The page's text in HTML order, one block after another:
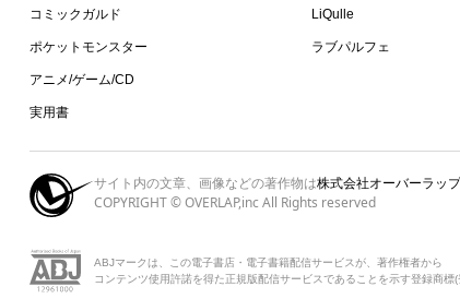
コミックガルド
ポケットモンスター
アニメ/ゲーム/CD
実用書
LiQulle
ラブパルフェ
サイト内の文章、画像などの著作物は株式会社オーバーラップ
COPYRIGHT © OVERLAP,inc All Rights reserved
ABJマークは、この電子書店・電子書籍配信サービスが、著作権者から
コンテンツ使用許諾を得た正規版配信サービスであることを示す登録商標